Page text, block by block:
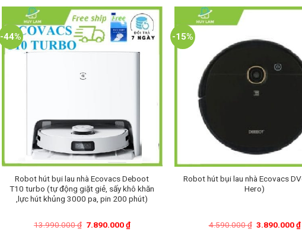
-44%
Robot hút bụi lau nhà Ecovacs Deboot
T10 turbo (tự động giặt giẻ, sấy khô khăn
,lực hút khủng 3000 pa, pin 200 phút)
13.990.000₫ Giá
7.890.000₫Giá
hiện
-15%
Robot hút bụi lau nhà Ecovacs
Hero)
4.590.000₫ Giá
3.890.000₫